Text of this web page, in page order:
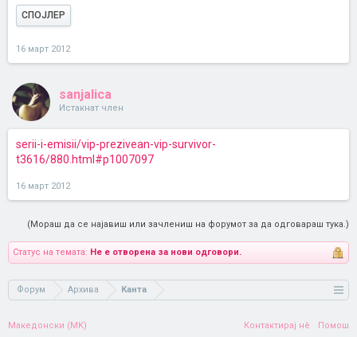
СПОЈЛЕР
16 март 2012
sanjalica
Истакнат член
serii-i-emisii/vip-prezivean-vip-survivor-
t3616/880.html#p1007097
16 март 2012
(Мораш да се најавиш или зачлениш на форумот за да одговараш тука.)
Статус на темата: Не е отворена за нови одговори.
Форум Архива Канта
Македонски (MK) Контактирај нè Помош